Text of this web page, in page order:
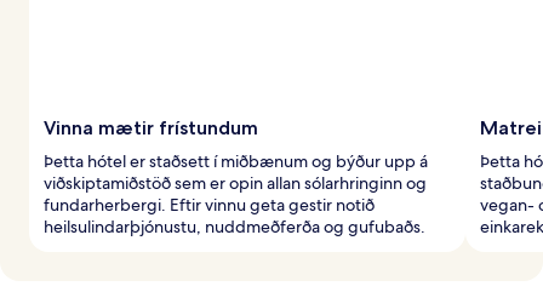
Vinna mætir frístundum
Þetta hótel er staðsett í miðbænum og býður upp á
viðskiptamiðstöð sem er opin allan sólarhringinn og
fundarherbergi. Eftir vinnu geta gestir notið
heilsulindarþjónustu, nuddmeðferða og gufubaðs.
Þetta
vegan-